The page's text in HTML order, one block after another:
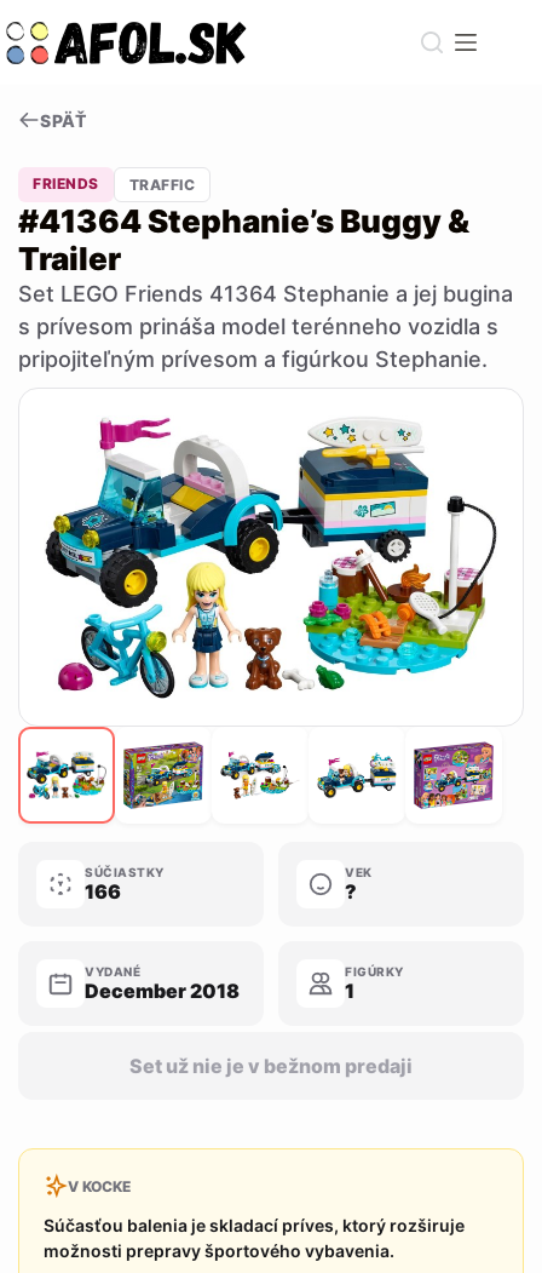
to
content
SPÄŤ
FRIENDS TRAFFIC
#41364 Stephanie’s Buggy &
Trailer
Set LEGO Friends 41364 Stephanie a jej bugina
s prívesom prináša model terénneho vozidla s
pripojiteľným prívesom a figúrkou Stephanie.
SÚČIASTKY
166
VEK
?
VYDANÉ
December 2018
FIGÚRKY
1
Set už nie je v bežnom predaji
V KOCKE
Súčasťou balenia je skladací príves, ktorý rozširuje
možnosti prepravy športového vybavenia.